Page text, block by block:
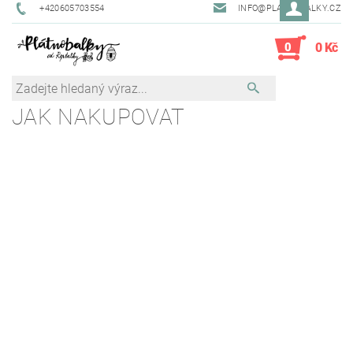
+420605703554 INFO@PLATNOBALKY.CZ
0 0 Kč
JAK NAKUPOVAT